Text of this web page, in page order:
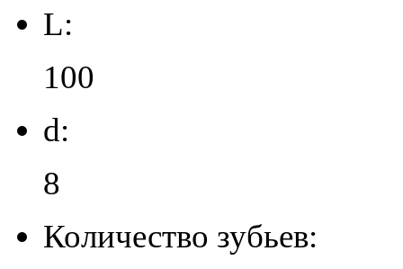
L:
100
d:
8
Количество зубьев: